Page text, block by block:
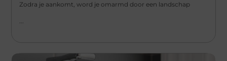
Zodra je aankomt, word je omarmd door een landschap